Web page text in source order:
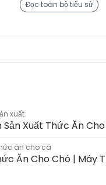
Đọc toàn bộ tiểu sử
xuất
Sản Xuất Thức Ăn
ăn cho cá
Ăn Cho Chó | Máy